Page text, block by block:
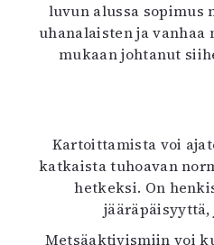
luvun alussa sopimus
uhanalaisten ja
mukaan johtanut
Kartoittamista voi
katkaista tuhoavan
hetkeksi. On
Metsäaktivismiin voi